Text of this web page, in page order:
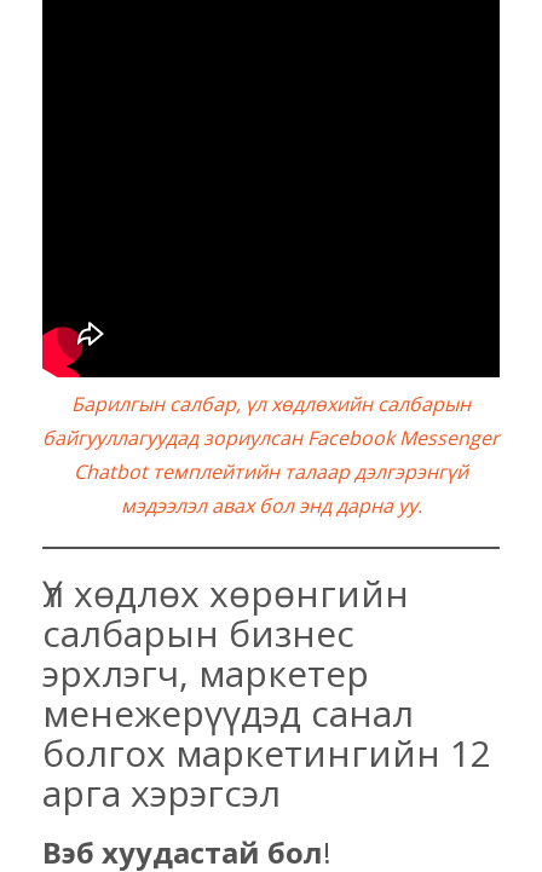
Барилгын салбар, үл хөдлөхийн салбарын
байгууллагуудад зориулсан Facebook Messenger
Chatbot темплейтийн талаар дэлгэрэнгүй
мэдээлэл авах бол энд дарна уу.
Үл хөдлөх хөрөнгийн
салбарын бизнес
эрхлэгч, маркетер
менежерүүдэд санал
болгох маркетингийн 12
арга хэрэгсэл
Вэб хуудастай бол!